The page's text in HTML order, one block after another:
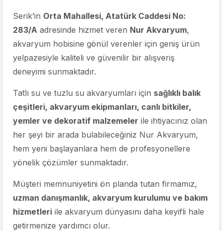
Serik’in Orta Mahallesi, Atatürk Caddesi No:
283/A adresinde hizmet veren Nur Akvaryum,
akvaryum hobisine gönül verenler için geniş ürün
yelpazesiyle kaliteli ve güvenilir bir alışveriş
deneyimi sunmaktadır.
Tatlı su ve tuzlu su akvaryumları için sağlıklı balık
çeşitleri, akvaryum ekipmanları, canlı bitkiler,
yemler ve dekoratif malzemeler ile ihtiyacınız olan
her şeyi bir arada bulabileceğiniz Nur Akvaryum,
hem yeni başlayanlara hem de profesyonellere
yönelik çözümler sunmaktadır.
Müşteri memnuniyetini ön planda tutan firmamız,
uzman danışmanlık, akvaryum kurulumu ve bakım
hizmetleri ile akvaryum dünyasını daha keyifli hale
getirmenize yardımcı olur.